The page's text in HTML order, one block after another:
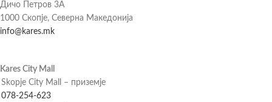
Дичо Петров 3А
1000 Скопје, Северна Македонија
info@kares.mk
Kares City Mall
Skopje City Mall – приземје
078-254-623